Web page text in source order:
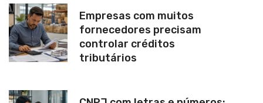
Empresas com muitos
fornecedores precisam
controlar créditos
tributários